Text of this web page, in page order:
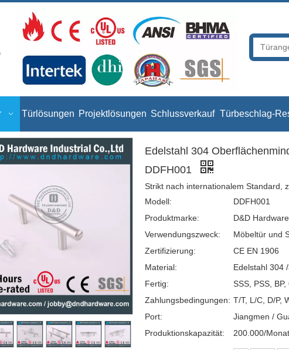
Türlösungen Projektlösungen Schlussverkauf Türbeschlag-
Edelstahl 304
DDFH001
Strikt nach internationalem Standard,
Modell:
DDFH001
Produktmarke:
D&D Hardware
Verwendungszweck:
Möbeltür und
Zertifizierung:
CE EN 1906
Material:
Edelstahl 304
Fertig:
SSS, PSS, BP,
Zahlungsbedingungen: T/T, L/C, D/P,
Port:
Jiangmen /
Produktionskapazität:
200.000/Monat